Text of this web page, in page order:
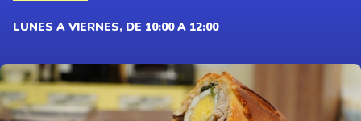
LUNES A VIERNES, DE 10:00 A 12:00